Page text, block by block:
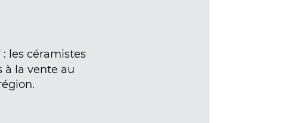
: les céramistes
à la vente au